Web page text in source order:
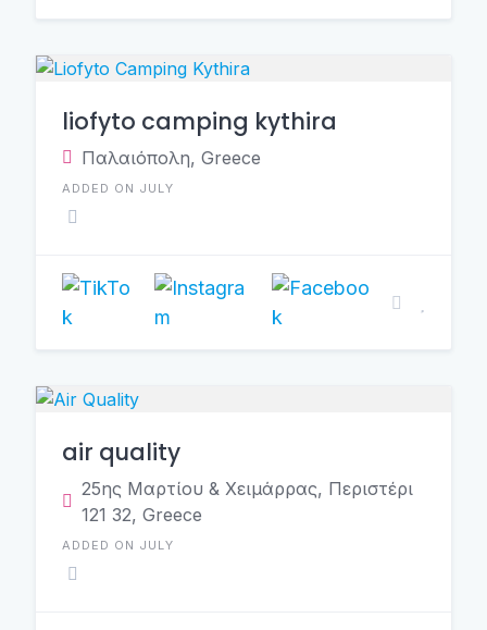
liofyto camping kythira
Παλαιόπολη, Greece
ADDED ON JULY
air quality
25ης Μαρτίου & Χειμάρρας, Περιστέρι
121 32, Greece
ADDED ON JULY